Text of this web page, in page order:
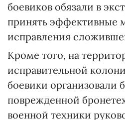
боевиков обязали в
принять эффективные
исправления
Кроме того, на
исправительной
боевики организовали
поврежденной
военной техники